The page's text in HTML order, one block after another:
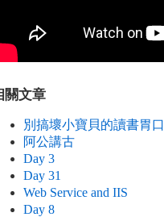
關文章
別搞壞小寶貝的讀書胃口
阿公講古
Day 3
Day 31
Web Service and IIS
Day 8